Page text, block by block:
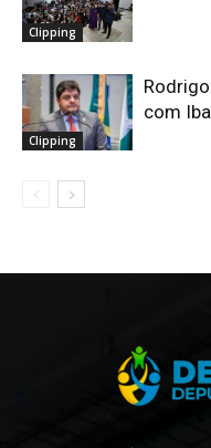
Clipping
Clipping
com